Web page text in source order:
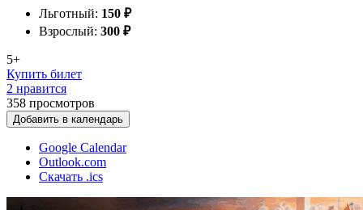
Льготный: 150 ₽
Взрослый: 300 ₽
5+
Купить билет
2 нравится
358 просмотров
Добавить в календарь
Google Calendar
Outlook.com
Скачать .ics